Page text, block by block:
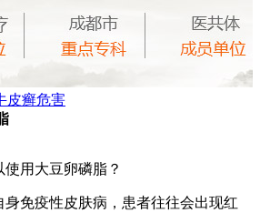
皮癣危害
用大豆卵磷脂？
免疫性皮肤病，患者往往会出现红